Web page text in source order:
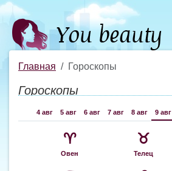
Главная Гороскопы
Гороскопы
4 авг 5 авг 6 авг 7 авг 8 авг 9 авг
♈
Овен
♉
Телец